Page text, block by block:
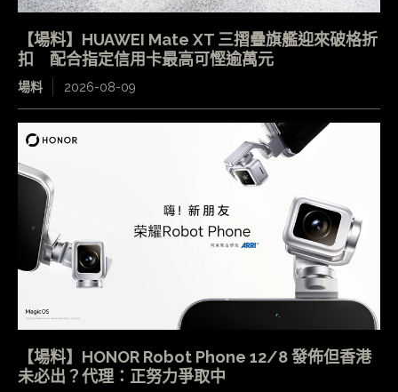
【場料】HUAWEI Mate XT 三摺疊旗艦迎來破格折
扣 配合指定信用卡最高可慳逾萬元
場料 2026-08-09
【場料】HONOR Robot Phone 12/8 發佈但香港
未必出？代理：正努力爭取中